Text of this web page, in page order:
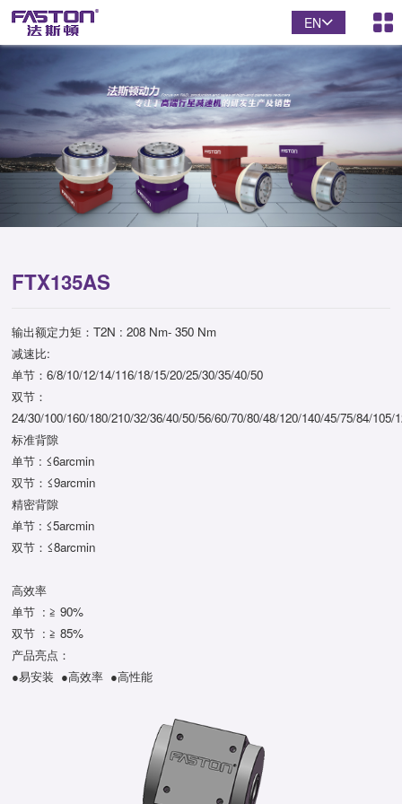
EN
FTX135AS
输出额定力矩：T2N : 208 Nm- 350 Nm
减速比:
单节：6/8/10/12/14/116/18/15/20/25/30/35/40/50
双节：
24/30/100/160/180/210/32/36/40/50/56/60/70/80/48/120/140/45/75/84/105/
标准背隙
单节 : ≤6arcmin
双节：≤9arcmin
精密背隙
单节 : ≤5arcmin
双节：≤8arcmin
高效率
单节 : ≧ 90%
双节 : ≧ 85%
产品亮点：
●易安装 ●高效率 ●高性能